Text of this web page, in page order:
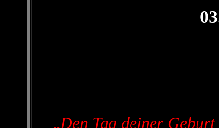
„Den Tag deiner